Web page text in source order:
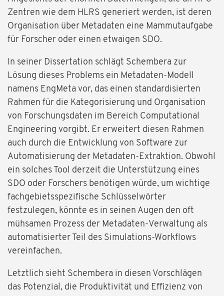
Zentren wie dem HLRS generiert werden, ist deren
Organisation über Metadaten eine Mammutaufgabe
für Forscher oder einen etwaigen SDO.
In seiner Dissertation schlägt Schembera zur
Lösung dieses Problems ein Metadaten-Modell
namens EngMeta vor, das einen standardisierten
Rahmen für die Kategorisierung und Organisation
von Forschungsdaten im Bereich Computational
Engineering vorgibt. Er erweitert diesen Rahmen
auch durch die Entwicklung von Software zur
Automatisierung der Metadaten-Extraktion. Obwohl
ein solches Tool derzeit die Unterstützung eines
SDO oder Forschers benötigen würde, um wichtige
fachgebietsspezifische Schlüsselwörter
festzulegen, könnte es in seinen Augen den oft
mühsamen Prozess der Metadaten-Verwaltung als
automatisierter Teil des Simulations-Workflows
vereinfachen.
Letztlich sieht Schembera in diesen Vorschlägen
das Potenzial, die Produktivität und Effizienz von